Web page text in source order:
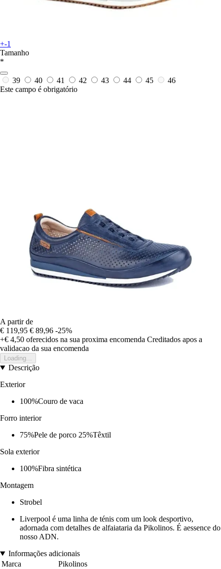
+-1
Tamanho
*
39 40 41 42 43 44 45
46
Este campo é obrigatório
A partir de
€ 119,95 € 89,96 -25%
+€ 4,50 oferecidos na sua proxima encomenda Creditados apos a
validacao da sua encomenda
Loading...
Descrição
Exterior
100%Couro de vaca
Forro interior
75%Pele de porco 25%Têxtil
Sola exterior
100%Fibra sintética
Montagem
Strobel
Liverpool é uma linha de ténis com um look desportivo,
adornada com detalhes de alfaiataria da Pikolinos. É aessence do
nosso ADN.
Informações adicionais
Marca
Pikolinos